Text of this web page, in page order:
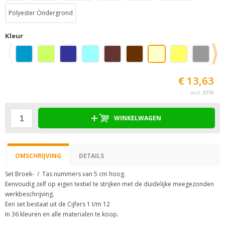
Polyester Ondergrond
Kleur
€ 13,63
incl. BTW
WINKELWAGEN
OMSCHRIJVING DETAILS
Set Broek- / Tas nummers van 5 cm hoog.
Eenvoudig zelf op eigen textiel te strijken met de duidelijke meegezonden
werkbeschrijving.
Een set bestaat uit de Cijfers 1 t/m 12
In 36 kleuren en alle materialen te koop.